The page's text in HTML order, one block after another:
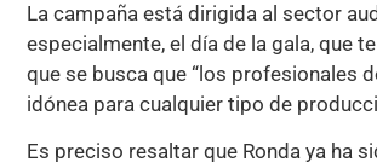
La campaña está dirigida al sector
especialmente, el día de la gala, que
que se busca que “los profesionales
idónea para cualquier tipo de
Es preciso resaltar que Ronda ya ha